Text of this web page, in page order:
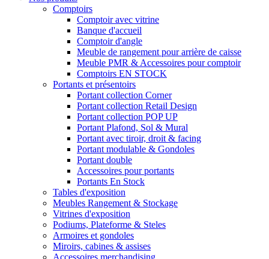
Comptoirs
Comptoir avec vitrine
Banque d'accueil
Comptoir d'angle
Meuble de rangement pour arrière de caisse
Meuble PMR & Accessoires pour comptoir
Comptoirs EN STOCK
Portants et présentoirs
Portant collection Corner
Portant collection Retail Design
Portant collection POP UP
Portant Plafond, Sol & Mural
Portant avec tiroir, droit & facing
Portant modulable & Gondoles
Portant double
Accessoires pour portants
Portants En Stock
Tables d'exposition
Meubles Rangement & Stockage
Vitrines d'exposition
Podiums, Plateforme & Steles
Armoires et gondoles
Miroirs, cabines & assises
Accessoires merchandising